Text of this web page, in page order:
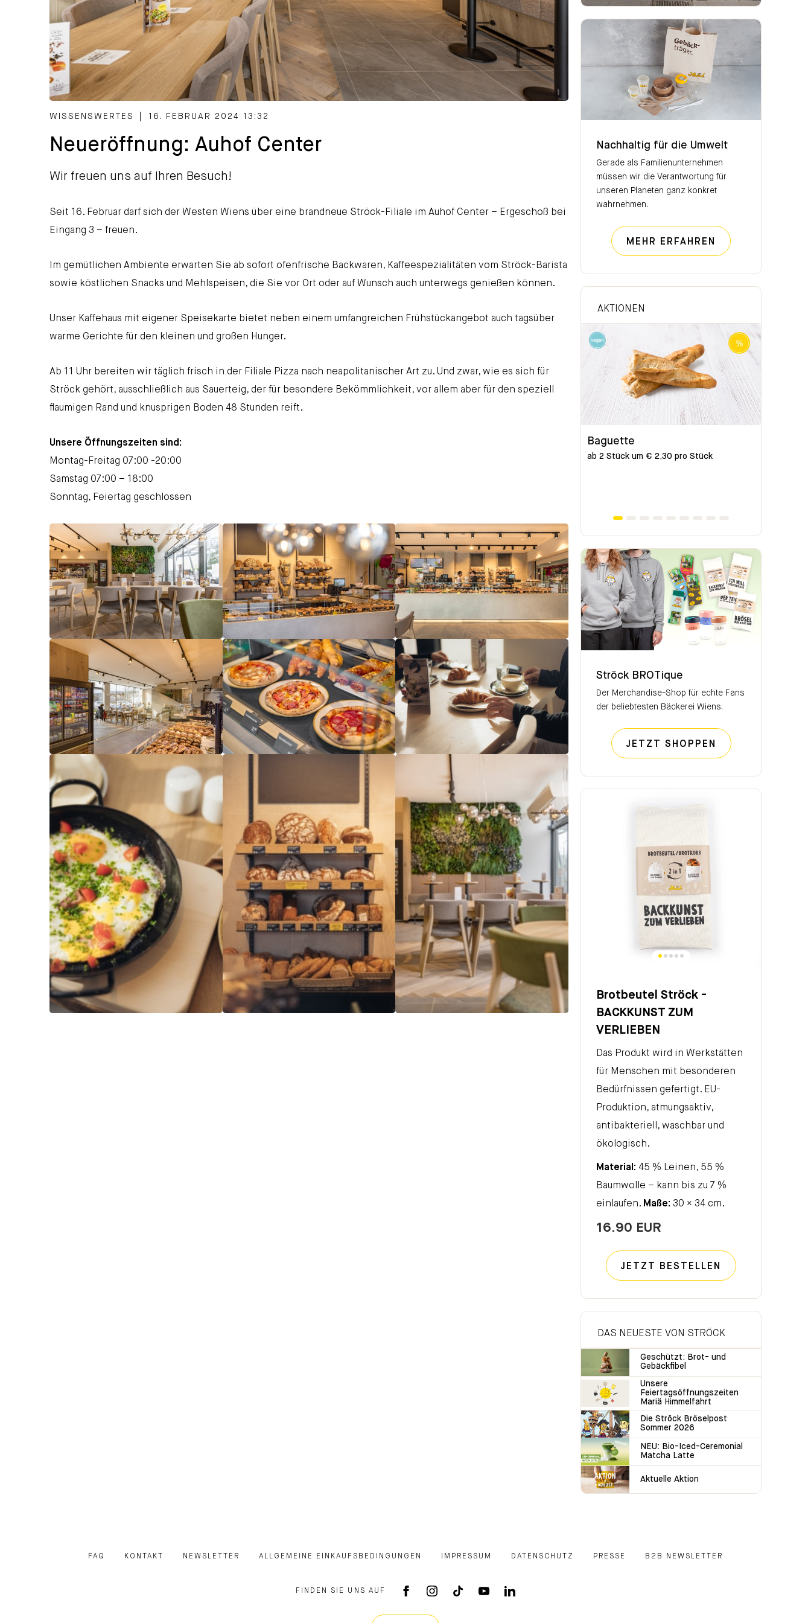
CATEGORIZED AS
WISSENSWERTES 16. FEBRUAR 2024 13:32
Neueröffnung: Auhof Center
Wir freuen uns auf Ihren Besuch!
Seit 16. Februar darf sich der Westen Wiens über eine brandneue Ströck-Filiale im Auhof Center – Ergeschoß bei
Eingang 3 – freuen.
Im gemütlichen Ambiente erwarten Sie ab sofort ofenfrische Backwaren, Kaffeespezialitäten vom Ströck-Barista
sowie köstlichen Snacks und Mehlspeisen, die Sie vor Ort oder auf Wunsch auch unterwegs genießen können.
Unser Kaffehaus mit eigener Speisekarte bietet neben einem umfangreichen Frühstückangebot auch tagsüber
warme Gerichte für den kleinen und großen Hunger.
Ab 11 Uhr bereiten wir täglich frisch in der Filiale Pizza nach neapolitanischer Art zu. Und zwar, wie es sich für
Ströck gehört, ausschließlich aus Sauerteig, der für besondere Bekömmlichkeit, vor allem aber für den speziell
flaumigen Rand und knusprigen Boden 48 Stunden reift.
Unsere Öffnungszeiten sind:
Montag-Freitag 07:00 -20:00
Samstag 07:00 – 18:00
Sonntag, Feiertag geschlossen
Nachhaltig für die Umwelt
Gerade als Familienunternehmen
müssen wir die Verantwortung für
unseren Planeten ganz konkret
wahrnehmen.
MEHR ERFAHREN NACHHALTIG
AKTIONEN
Baguette
ab 2 Stück um € 2,30 pro Stück
Ströck BROTique
Der Merchandise-Shop für echte Fans
der beliebtesten Bäckerei Wiens.
JETZT SHOPPEN STRÖCK
Brotbeutel Ströck -
BACKKUNST ZUM
VERLIEBEN
Das Produkt wird in Werkstätten
für Menschen mit besonderen
Bedürfnissen gefertigt. EU-
Produktion, atmungsaktiv,
antibakteriell, waschbar und
ökologisch.
Material: 45 % Leinen, 55 %
Baumwolle – kann bis zu 7 %
einlaufen. Maße: 30 × 34 cm.
16.90 EUR
JETZT BESTELLEN
DAS NEUESTE VON STRÖCK
Geschützt: Brot- und
Gebäckfibel
Unsere
Feiertagsöffnungszeiten
Mariä Himmelfahrt
Die Ströck Bröselpost
Sommer 2026
NEU: Bio-Iced-Ceremonial
Matcha Latte
Aktuelle Aktion
FAQ KONTAKT NEWSLETTER ALLGEMEINE EINKAUFSBEDINGUNGEN IMPRESSUM DATENSCHUTZ PRESSE B2B NEWSLETTER
FINDEN SIE UNS AUF
FACEBOOK APP
INSTAGRAM
TIKTOKYOUTUBE
LINKEDIN